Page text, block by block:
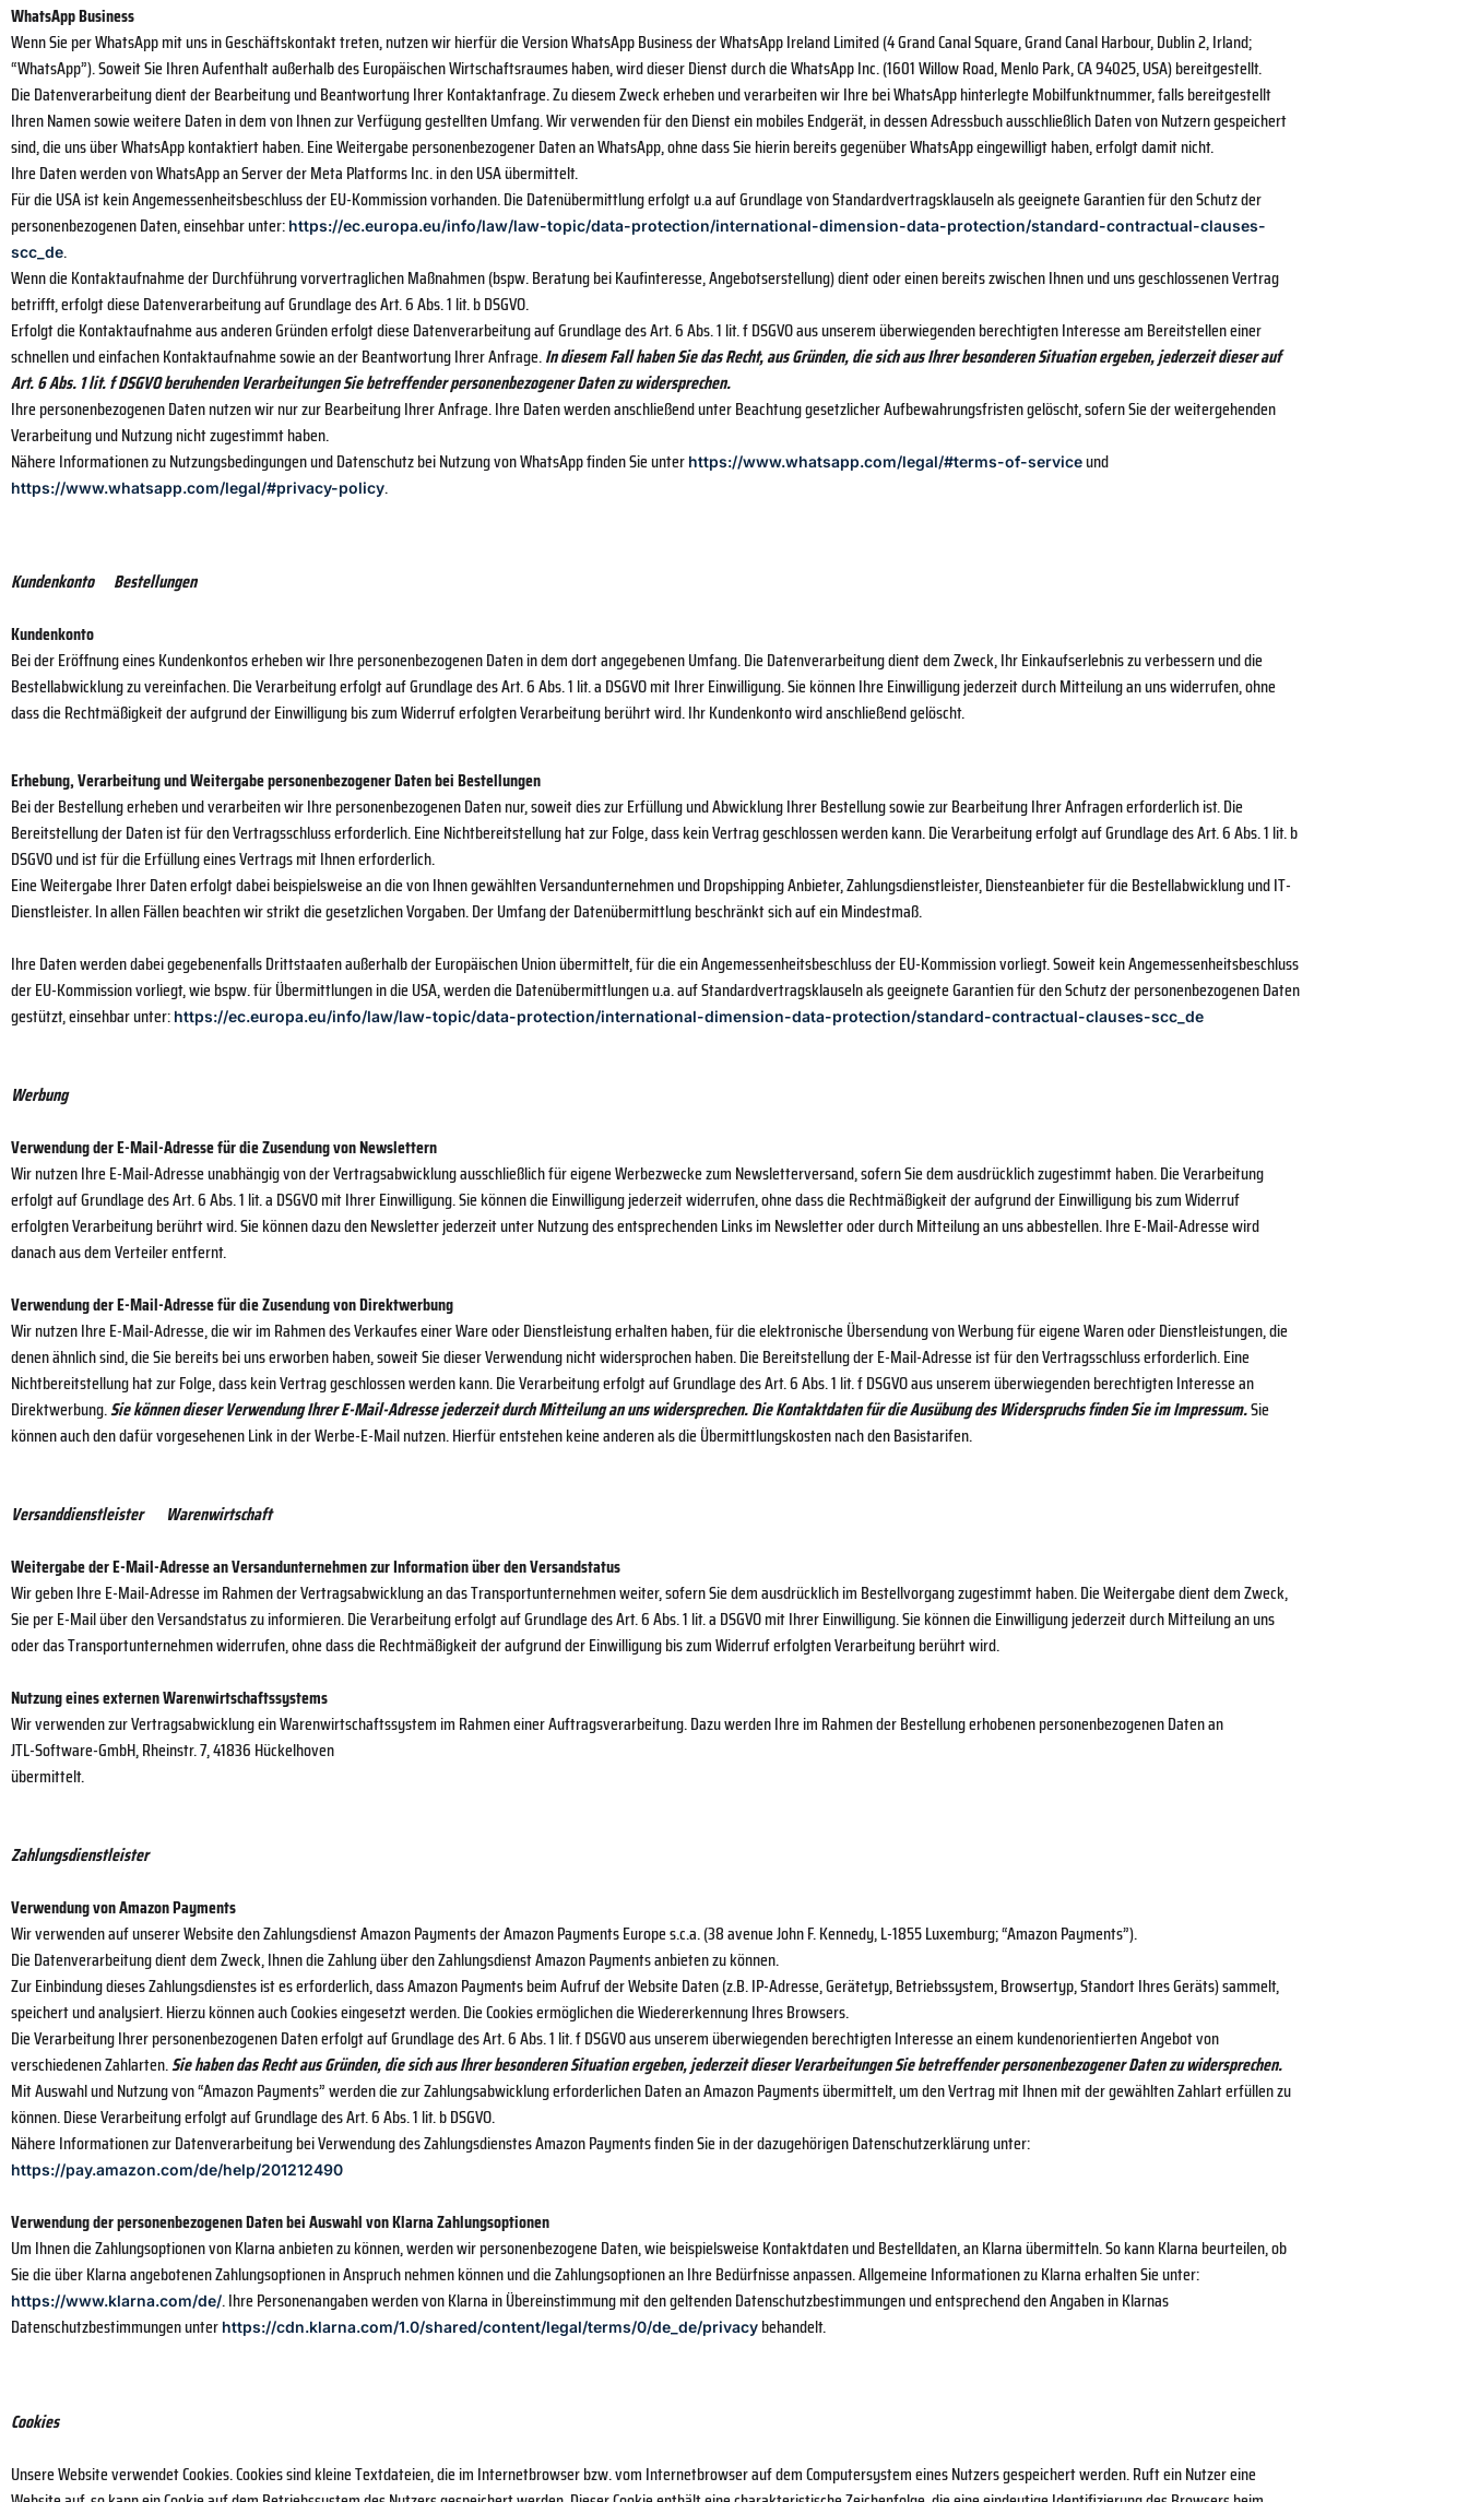
WhatsApp Business
Wenn Sie per WhatsApp mit uns in Geschäftskontakt treten, nutzen wir hierfür die Version WhatsApp Business der WhatsApp Ireland Limited (4 Grand Canal Square, Grand Canal Harbour, Dublin 2, Irland;
“WhatsApp”). Soweit Sie Ihren Aufenthalt außerhalb des Europäischen Wirtschaftsraumes haben, wird dieser Dienst durch die WhatsApp Inc. (1601 Willow Road, Menlo Park, CA 94025, USA) bereitgestellt.
Die Datenverarbeitung dient der Bearbeitung und Beantwortung Ihrer Kontaktanfrage. Zu diesem Zweck erheben und verarbeiten wir Ihre bei WhatsApp hinterlegte Mobilfunktnummer, falls bereitgestellt
Ihren Namen sowie weitere Daten in dem von Ihnen zur Verfügung gestellten Umfang. Wir verwenden für den Dienst ein mobiles Endgerät, in dessen Adressbuch ausschließlich Daten von Nutzern gespeichert
sind, die uns über WhatsApp kontaktiert haben. Eine Weitergabe personenbezogener Daten an WhatsApp, ohne dass Sie hierin bereits gegenüber WhatsApp eingewilligt haben, erfolgt damit nicht.
Ihre Daten werden von WhatsApp an Server der Meta Platforms Inc. in den USA übermittelt.
Für die USA ist kein Angemessenheitsbeschluss der EU-Kommission vorhanden. Die Datenübermittlung erfolgt u.a auf Grundlage von Standardvertragsklauseln als geeignete Garantien für den Schutz der
personenbezogenen Daten, einsehbar unter: https://ec.europa.eu/info/law/law-topic/data-protection/international-dimension-data-protection/standard-contractual-clauses-
scc_de.
Wenn die Kontaktaufnahme der Durchführung vorvertraglichen Maßnahmen (bspw. Beratung bei Kaufinteresse, Angebotserstellung) dient oder einen bereits zwischen Ihnen und uns geschlossenen Vertrag
betrifft, erfolgt diese Datenverarbeitung auf Grundlage des Art. 6 Abs. 1 lit. b DSGVO.
Erfolgt die Kontaktaufnahme aus anderen Gründen erfolgt diese Datenverarbeitung auf Grundlage des Art. 6 Abs. 1 lit. f DSGVO aus unserem überwiegenden berechtigten Interesse am Bereitstellen einer
schnellen und einfachen Kontaktaufnahme sowie an der Beantwortung Ihrer Anfrage.In diesem Fall haben Sie das Recht, aus Gründen, die sich aus Ihrer besonderen Situation ergeben, jederzeit dieser auf
Art. 6 Abs. 1 lit. f DSGVO beruhenden Verarbeitungen Sie betreffender personenbezogener Daten zu widersprechen.
Ihre personenbezogenen Daten nutzen wir nur zur Bearbeitung Ihrer Anfrage. Ihre Daten werden anschließend unter Beachtung gesetzlicher Aufbewahrungsfristen gelöscht, sofern Sie der weitergehenden
Verarbeitung und Nutzung nicht zugestimmt haben.
Nähere Informationen zu Nutzungsbedingungen und Datenschutz bei Nutzung von WhatsApp finden Sie unter https://www.whatsapp.com/legal/#terms-of-serviceund
https://www.whatsapp.com/legal/#privacy-policy.
Kundenkonto Bestellungen
Kundenkonto
Bei der Eröffnung eines Kundenkontos erheben wir Ihre personenbezogenen Daten in dem dort angegebenen Umfang. Die Datenverarbeitung dient dem Zweck, Ihr Einkaufserlebnis zu verbessern und die
Bestellabwicklung zu vereinfachen. Die Verarbeitung erfolgt auf Grundlage des Art. 6 Abs. 1 lit. a DSGVO mit Ihrer Einwilligung. Sie können Ihre Einwilligung jederzeit durch Mitteilung an uns widerrufen, ohne
dass die Rechtmäßigkeit der aufgrund der Einwilligung bis zum Widerruf erfolgten Verarbeitung berührt wird. Ihr Kundenkonto wird anschließend gelöscht.
Erhebung, Verarbeitung und Weitergabe personenbezogener Daten bei Bestellungen
Bei der Bestellung erheben und verarbeiten wir Ihre personenbezogenen Daten nur, soweit dies zur Erfüllung und Abwicklung Ihrer Bestellung sowie zur Bearbeitung Ihrer Anfragen erforderlich ist. Die
Bereitstellung der Daten ist für den Vertragsschluss erforderlich. Eine Nichtbereitstellung hat zur Folge, dass kein Vertrag geschlossen werden kann. Die Verarbeitung erfolgt auf Grundlage des Art. 6 Abs. 1 lit. b
DSGVO und ist für die Erfüllung eines Vertrags mit Ihnen erforderlich.
Eine Weitergabe Ihrer Daten erfolgt dabei beispielsweise an die von Ihnen gewählten Versandunternehmen und Dropshipping Anbieter, Zahlungsdienstleister, Diensteanbieter für die Bestellabwicklung und IT-
Dienstleister. In allen Fällen beachten wir strikt die gesetzlichen Vorgaben. Der Umfang der Datenübermittlung beschränkt sich auf ein Mindestmaß.
Ihre Daten werden dabei gegebenenfalls Drittstaaten außerhalb der Europäischen Union übermittelt, für die ein Angemessenheitsbeschluss der EU-Kommission vorliegt. Soweit kein Angemessenheitsbeschluss
der EU-Kommission vorliegt, wie bspw. für Übermittlungen in die USA, werden die Datenübermittlungen u.a. auf Standardvertragsklauseln als geeignete Garantien für den Schutz der personenbezogenen Daten
gestützt, einsehbar unter: https://ec.europa.eu/info/law/law-topic/data-protection/international-dimension-data-protection/standard-contractual-clauses-scc_de
Werbung
Verwendung der E-Mail-Adresse für die Zusendung von Newslettern
Wir nutzen Ihre E-Mail-Adresse unabhängig von der Vertragsabwicklung ausschließlich für eigene Werbezwecke zum Newsletterversand, sofern Sie dem ausdrücklich zugestimmt haben. Die Verarbeitung
erfolgt auf Grundlage des Art. 6 Abs. 1 lit. a DSGVO mit Ihrer Einwilligung. Sie können die Einwilligung jederzeit widerrufen, ohne dass die Rechtmäßigkeit der aufgrund der Einwilligung bis zum Widerruf
erfolgten Verarbeitung berührt wird. Sie können dazu den Newsletter jederzeit unter Nutzung des entsprechenden Links im Newsletter oder durch Mitteilung an uns abbestellen. Ihre E-Mail-Adresse wird
danach aus dem Verteiler entfernt.
Verwendung der E-Mail-Adresse für die Zusendung von Direktwerbung
Wir nutzen Ihre E-Mail-Adresse, die wir im Rahmen des Verkaufes einer Ware oder Dienstleistung erhalten haben, für die elektronische Übersendung von Werbung für eigene Waren oder Dienstleistungen, die
denen ähnlich sind, die Sie bereits bei uns erworben haben, soweit Sie dieser Verwendung nicht widersprochen haben. Die Bereitstellung der E-Mail-Adresse ist für den Vertragsschluss erforderlich. Eine
Nichtbereitstellung hat zur Folge, dass kein Vertrag geschlossen werden kann. Die Verarbeitung erfolgt auf Grundlage des Art. 6 Abs. 1 lit. f DSGVO aus unserem überwiegenden berechtigten Interesse an
Direktwerbung.Sie können dieser Verwendung Ihrer E-Mail-Adresse jederzeit durch Mitteilung an uns widersprechen.Die Kontaktdaten für die Ausübung des Widerspruchs finden Sie im Impressum.Sie
können auch den dafür vorgesehenen Link in der Werbe-E-Mail nutzen. Hierfür entstehen keine anderen als die Übermittlungskosten nach den Basistarifen.
Versanddienstleister Warenwirtschaft
Weitergabe der E-Mail-Adresse an Versandunternehmen zur Information über den Versandstatus
Wir geben Ihre E-Mail-Adresse im Rahmen der Vertragsabwicklung an das Transportunternehmen weiter, sofern Sie dem ausdrücklich im Bestellvorgang zugestimmt haben. Die Weitergabe dient dem Zweck,
Sie per E-Mail über den Versandstatus zu informieren. Die Verarbeitung erfolgt auf Grundlage des Art. 6 Abs. 1 lit. a DSGVO mit Ihrer Einwilligung. Sie können die Einwilligung jederzeit durch Mitteilung an uns
oder das Transportunternehmen widerrufen, ohne dass die Rechtmäßigkeit der aufgrund der Einwilligung bis zum Widerruf erfolgten Verarbeitung berührt wird.
Nutzung eines externen Warenwirtschaftssystems
Wir verwenden zur Vertragsabwicklung ein Warenwirtschaftssystem im Rahmen einer Auftragsverarbeitung. Dazu werden Ihre im Rahmen der Bestellung erhobenen personenbezogenen Daten an
JTL-Software-GmbH, Rheinstr. 7, 41836 Hückelhoven
übermittelt.
Zahlungsdienstleister
Verwendung von Amazon Payments
Wir verwenden auf unserer Website den Zahlungsdienst Amazon Payments der Amazon Payments Europe s.c.a. (38 avenue John F. Kennedy, L-1855 Luxemburg; “Amazon Payments”).
Die Datenverarbeitung dient dem Zweck, Ihnen die Zahlung über den Zahlungsdienst Amazon Payments anbieten zu können.
Zur Einbindung dieses Zahlungsdienstes ist es erforderlich, dass Amazon Payments beim Aufruf der Website Daten (z.B. IP-Adresse, Gerätetyp, Betriebssystem, Browsertyp, Standort Ihres Geräts) sammelt,
speichert und analysiert. Hierzu können auch Cookies eingesetzt werden. Die Cookies ermöglichen die Wiedererkennung Ihres Browsers.
Die Verarbeitung Ihrer personenbezogenen Daten erfolgt auf Grundlage des Art. 6 Abs. 1 lit. f DSGVO aus unserem überwiegenden berechtigten Interesse an einem kundenorientierten Angebot von
verschiedenen Zahlarten.Sie haben das Recht aus Gründen, die sich aus Ihrer besonderen Situation ergeben, jederzeit dieser Verarbeitungen Sie betreffender personenbezogener Daten zu widersprechen.
Mit Auswahl und Nutzung von “Amazon Payments” werden die zur Zahlungsabwicklung erforderlichen Daten an Amazon Payments übermittelt, um den Vertrag mit Ihnen mit der gewählten Zahlart erfüllen zu
können. Diese Verarbeitung erfolgt auf Grundlage des Art. 6 Abs. 1 lit. b DSGVO.
Nähere Informationen zur Datenverarbeitung bei Verwendung des Zahlungsdienstes Amazon Payments finden Sie in der dazugehörigen Datenschutzerklärung unter:
https://pay.amazon.com/de/help/201212490
Verwendung der personenbezogenen Daten bei Auswahl von Klarna Zahlungsoptionen
Um Ihnen die Zahlungsoptionen von Klarna anbieten zu können, werden wir personenbezogene Daten, wie beispielsweise Kontaktdaten und Bestelldaten, an Klarna übermitteln. So kann Klarna beurteilen, ob
Sie die über Klarna angebotenen Zahlungsoptionen in Anspruch nehmen können und die Zahlungsoptionen an Ihre Bedürfnisse anpassen. Allgemeine Informationen zu Klarna erhalten Sie unter:
https://www.klarna.com/de/. Ihre Personenangaben werden von Klarna in Übereinstimmung mit den geltenden Datenschutzbestimmungen und entsprechend den Angaben in Klarnas
Datenschutzbestimmungen unter https://cdn.klarna.com/1.0/shared/content/legal/terms/0/de_de/privacy behandelt.
Cookies
Unsere Website verwendet Cookies. Cookies sind kleine Textdateien, die im Internetbrowser bzw. vom Internetbrowser auf dem Computersystem eines Nutzers gespeichert werden. Ruft ein Nutzer eine